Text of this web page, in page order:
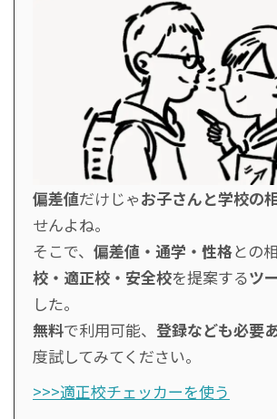
偏差値だけじゃお子さんと学校の
せんよね。
そこで、 偏差値・通学・性格との
校・適正校・安全校を提案するツ
した。
無料で利用可能、 登録なども必要
度試してみてください。
>>>適正校チェッカーを使う